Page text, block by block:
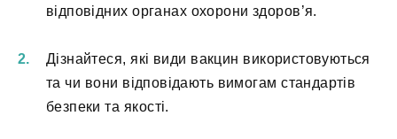
відповідних органах охорони здоров’я.
Дізнайтеся, які види вакцин використовуються
та чи вони відповідають вимогам стандартів
безпеки та якості.